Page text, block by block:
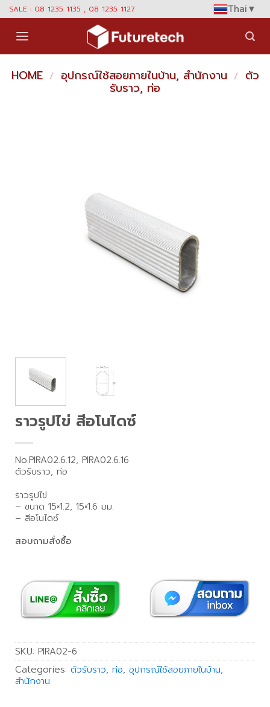
Skip
content
SALE : 08 1235 1135 , 08 1235 1127 Thai▼
HOME / อุปกรณ์ใช้สอยภายในบ้าน, สำนักงาน / ตัว
รับราว, ท่อ
ราวรูปไข่ สีอโนไดซ์
No.PIRA02.6.12, PIRA02.6.16
ตัวรับราว, ท่อ
ราวรูปไข่
– ขนาด 15×1.2, 15×1.6 มม.
– สีอโนไดซ์
สอบถามสั่งซื้อ
SKU: PIRA02-6
Categories: ตัวรับราว, ท่อ, อุปกรณ์ใช้สอยภายในบ้าน,
สำนักงาน